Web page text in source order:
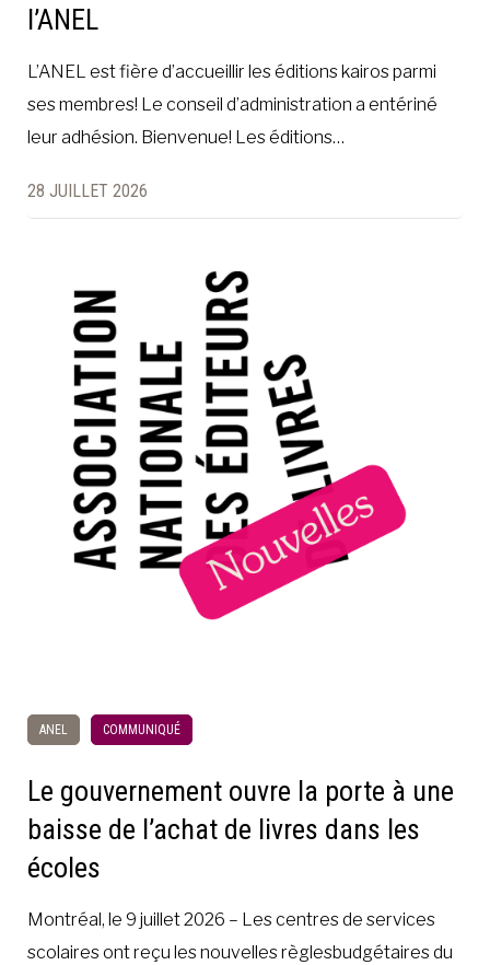
l’ANEL
L’ANEL est fière d’accueillir les éditions kairos parmi
ses membres! Le conseil d’administration a entériné
leur adhésion. Bienvenue! Les éditions…
28 JUILLET 2026
ANEL COMMUNIQUÉ
Le gouvernement ouvre la porte à une
baisse de l’achat de livres dans les
écoles
Montréal, le 9 juillet 2026 – Les centres de services
scolaires ont reçu les nouvelles règlesbudgétaires du